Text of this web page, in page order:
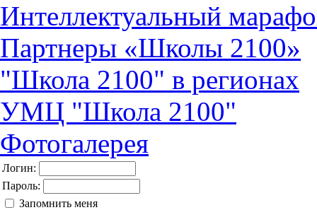
Интеллектуальный
Партнеры «Школы 2100»
"Школа 2100" в регионах
УМЦ "Школа 2100"
Фотогалерея
Логин:
Пароль:
Запомнить меня